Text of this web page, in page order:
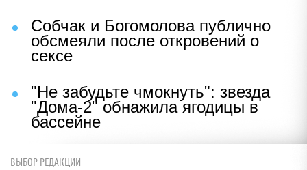
Собчак и Богомолова публично
обсмеяли после откровений о
сексе
"Не забудьте чмокнуть": звезда
"Дома-2" обнажила ягодицы в
бассейне
ВЫБОР РЕДАКЦИИ